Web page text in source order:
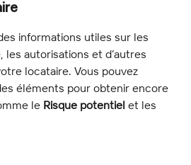
informations utiles sur les
les autorisations et d’autres
locataire. Vous pouvez
éléments pour obtenir encore
le Risque potentiel et les